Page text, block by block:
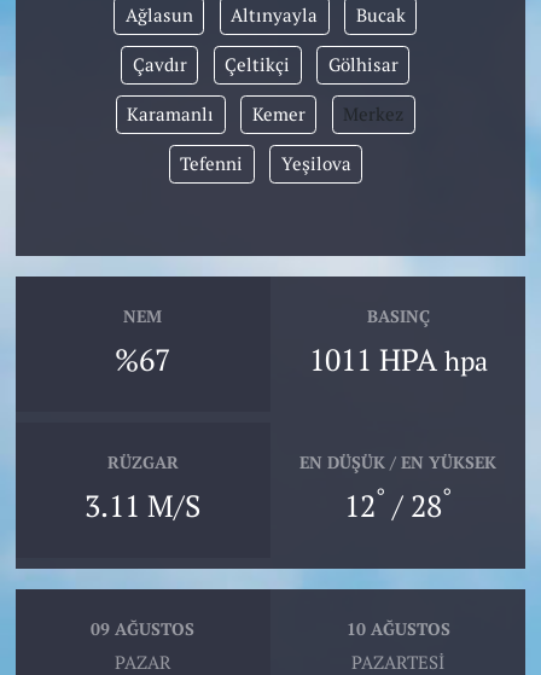
Ağlasun Altınyayla Bucak
Çavdır Çeltikçi Gölhisar
Karamanlı Kemer Merkez
Tefenni Yeşilova
NEM
%67
BASINÇ
1011 HPA hpa
RÜZGAR
3.11 M/S
EN DÜŞÜK / EN YÜKSEK
12° / 28°
09 AĞUSTOS
PAZAR
10 AĞUSTOS
PAZARTESI